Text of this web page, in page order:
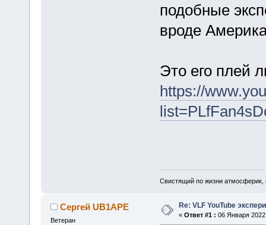
подобные
вроде
Это его плей
https://
Свистящий по жизни
Сергей UB1APE
Ветеран
Re: VLF YouTube
« Ответ #1 : 06 Января